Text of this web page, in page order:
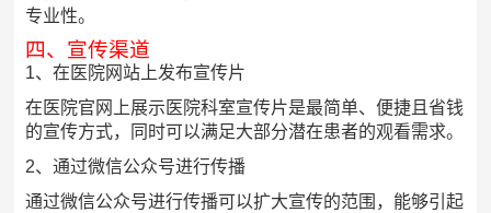
专业性。
四、宣传渠道
1、在医院网站上发布宣传片
在医院官网上展示医院科室宣传片是最简单、便捷且省钱
的宣传方式，同时可以满足大部分潜在患者的观看需求。
2、通过微信公众号进行传播
通过微信公众号进行传播可以扩大宣传的范围，能够引起